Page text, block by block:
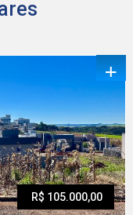
+
R$ 105.000,00